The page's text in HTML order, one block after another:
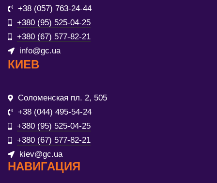
+38 (057) 763-24-44
+380 (95) 525-04-25
+380 (67) 577-82-21
info@gc.ua
КИЕВ
Соломенская пл. 2, 505
+38 (044) 495-54-24
+380 (95) 525-04-25
+380 (67) 577-82-21
kiev@gc.ua
НАВИГАЦИЯ